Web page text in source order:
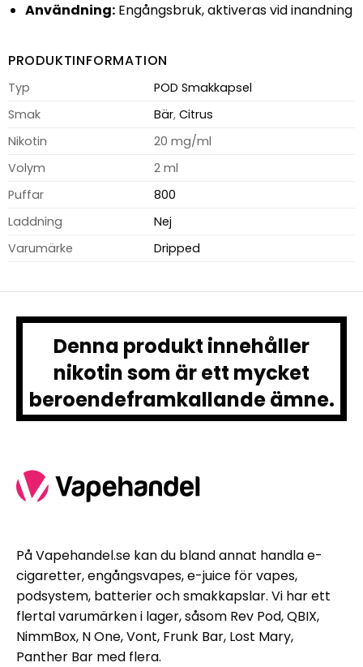
Användning:Engångsbruk, aktiveras vid inandning
PRODUKTINFORMATION
Typ
POD Smakkapsel
Smak
Bär, Citrus
Nikotin
20 mg/ml
Volym
2 ml
Puffar
800
Laddning
Nej
Varumärke
Dripped
Denna produkt innehåller
nikotin som är ett mycket
beroendeframkallande ämne.
På Vapehandel.se kan du bland annat handla e-
cigaretter, engångsvapes, e-juice för vapes,
podsystem, batterier och smakkapslar. Vi har ett
flertal varumärken i lager, såsom Rev Pod, QBIX,
NimmBox, N One, Vont, Frunk Bar, Lost Mary,
Panther Bar med flera.